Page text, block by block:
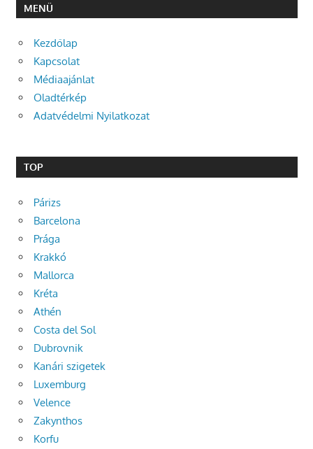
MENÜ
Kezdőlap
Kapcsolat
Médiaajánlat
Oladtérkép
Adatvédelmi Nyilatkozat
TOP
Párizs
Barcelona
Prága
Krakkó
Mallorca
Kréta
Athén
Costa del Sol
Dubrovnik
Kanári szigetek
Luxemburg
Velence
Zakynthos
Korfu